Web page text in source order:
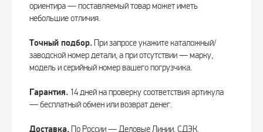
ориентира — поставляемый товар может иметь
небольшие отличия.
Точный подбор.При запросе укажите каталожный/
заводской номер детали, а при отсутствии — марку,
модель и серийный номер вашего погрузчика.
Гарантия. 14 дней на проверку соответствия артикула
— бесплатный обмен или возврат денег.
Доставка.По России — Деловые Линии, СДЭК.